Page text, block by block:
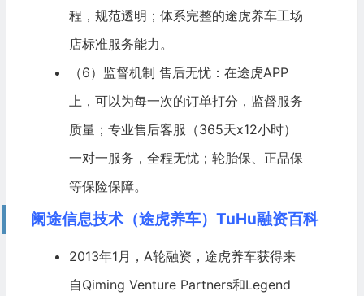
程，规范透明；体系完整的途虎养车工场
店标准服务能力。
（6）监督机制 售后无忧：在途虎APP
上，可以为每一次的订单打分，监督服务
质量；专业售后客服（365天x12小时）
一对一服务，全程无忧；轮胎保、正品保
等保险保障。
阑途信息技术（途虎养车）TuHu融资百科
2013年1月，A轮融资，途虎养车获得来
自Qiming Venture Partners和Legend